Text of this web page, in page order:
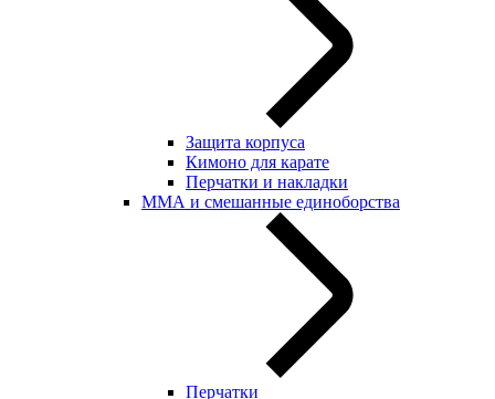
Защита корпуса
Кимоно для карате
Перчатки и накладки
ММА и смешанные единоборства
Перчатки